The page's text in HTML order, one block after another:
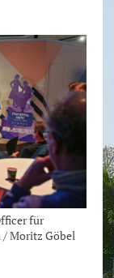
für
/ Moritz Göbel